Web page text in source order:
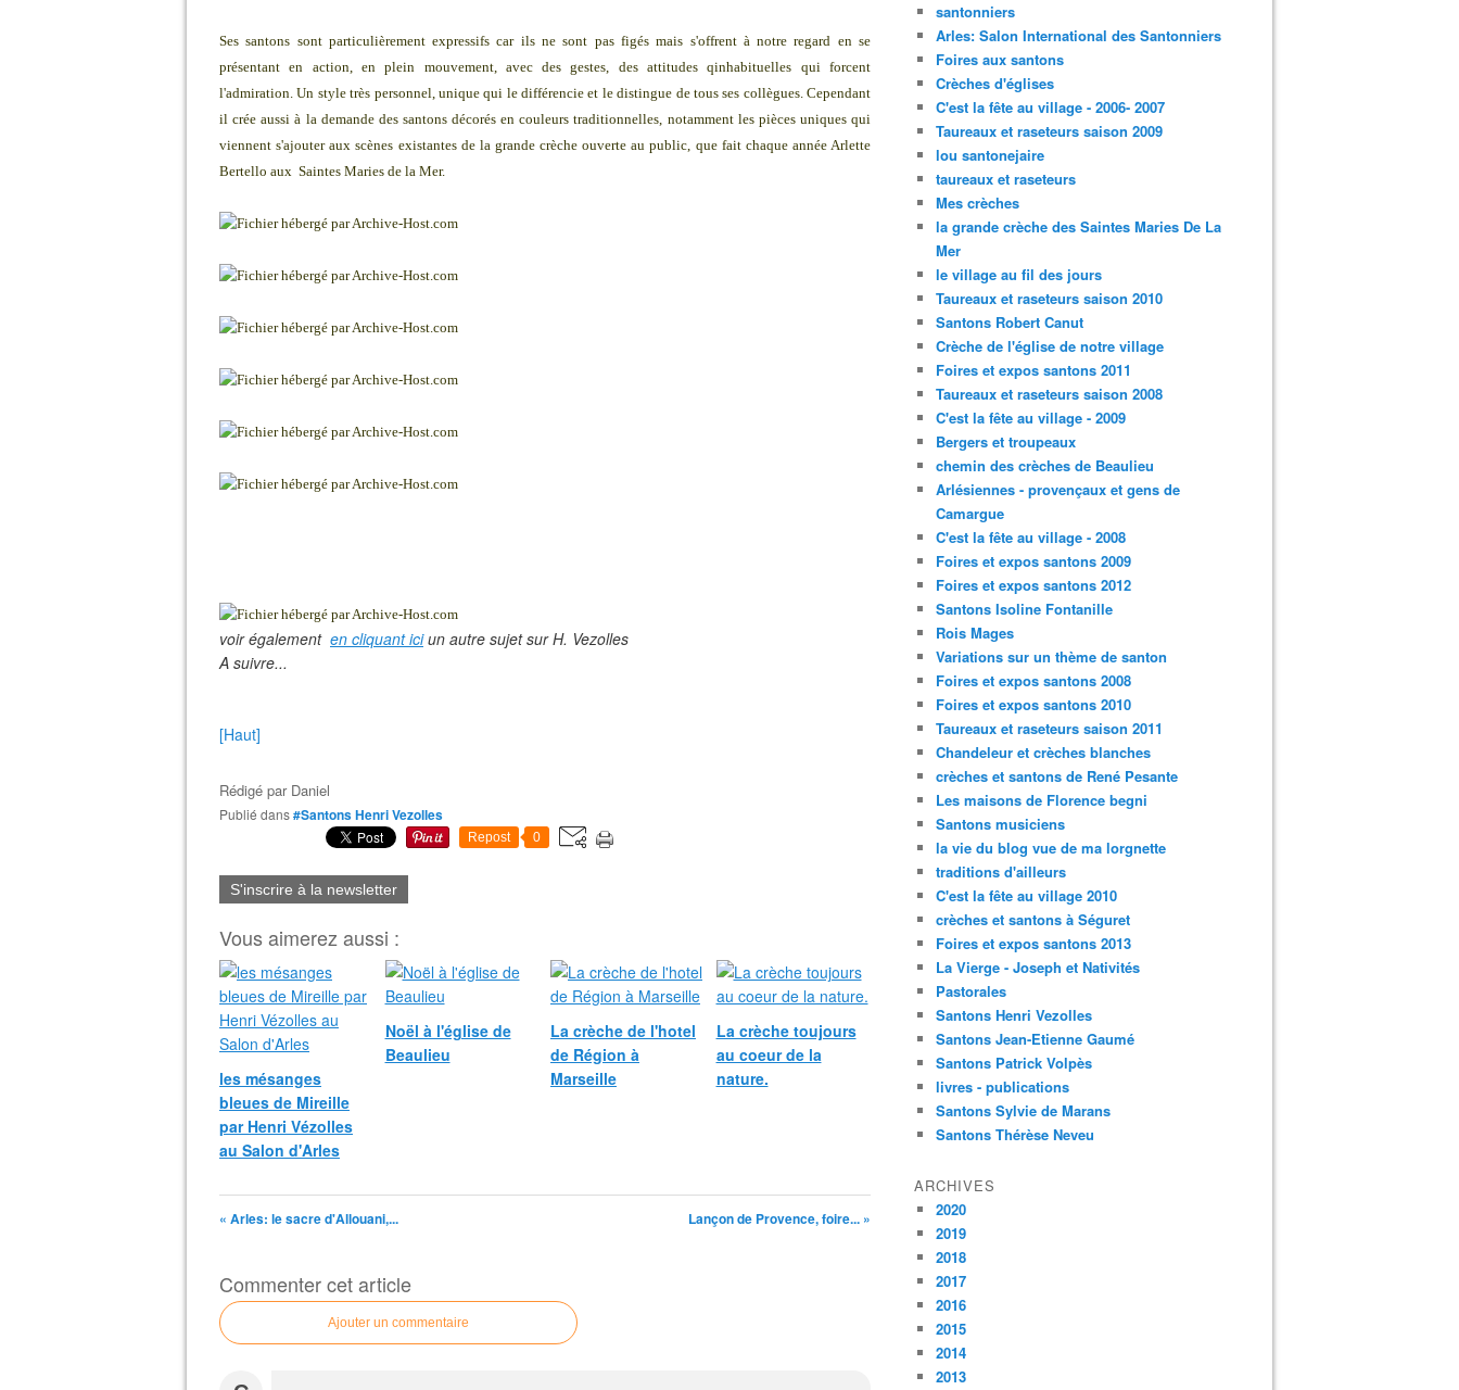
Ses santons sont particulièrement expressifs car ils ne sont pas figés mais s'offrent à notre regard en se
présentant en action, en plein mouvement, avec des gestes, des attitudes qinhabituelles qui forcent
l'admiration. Un style très personnel, unique qui le différencie et le distingue de tous ses collègues. Cependant
il crée aussi à la demande des santons décorés en couleurs traditionnelles, notamment les pièces uniques qui
viennent s'ajouter aux scènes existantes de la grande crèche ouverte au public, que fait chaque année Arlette
Bertello aux Saintes Maries de la Mer.
voir également en cliquant iciun autre sujet sur H. Vezolles
A suivre...
[Haut]
Rédigé par Daniel
Publié dans#Santons Henri Vezolles
Repost 0
S'inscrire à la newsletter
Vous aimerez aussi :
les mésanges
bleues de Mireille
par Henri Vézolles
au Salon d'Arles
Noël à l'église de
Beaulieu
La crèche de l'hotel
de Région à
Marseille
La crèche toujours
au coeur de la
nature.
« Arles: le sacre d'Allouani,... Lançon de Provence, foire... »
Commenter cet article
Ajouter un commentaire
santonniers
Arles: Salon International des Santonniers
Foires aux santons
Crèches d'églises
C'est la fête au village - 2006- 2007
Taureaux et raseteurs saison 2009
lou santonejaire
taureaux et raseteurs
Mes crèches
la grande crèche des Saintes Maries De La
Mer
le village au fil des jours
Taureaux et raseteurs saison 2010
Santons Robert Canut
Crèche de l'église de notre village
Foires et expos santons 2011
Taureaux et raseteurs saison 2008
C'est la fête au village - 2009
Bergers et troupeaux
chemin des crèches de Beaulieu
Arlésiennes - provençaux et gens de
Camargue
C'est la fête au village - 2008
Foires et expos santons 2009
Foires et expos santons 2012
Santons Isoline Fontanille
Rois Mages
Variations sur un thème de santon
Foires et expos santons 2008
Foires et expos santons 2010
Taureaux et raseteurs saison 2011
Chandeleur et crèches blanches
crèches et santons de René Pesante
Les maisons de Florence begni
Santons musiciens
la vie du blog vue de ma lorgnette
traditions d'ailleurs
C'est la fête au village 2010
crèches et santons à Séguret
Foires et expos santons 2013
La Vierge - Joseph et Nativités
Pastorales
Santons Henri Vezolles
Santons Jean-Etienne Gaumé
Santons Patrick Volpès
livres - publications
Santons Sylvie de Marans
Santons Thérèse Neveu
ARCHIVES
2020
2019
2018
2017
2016
2015
2014
2013